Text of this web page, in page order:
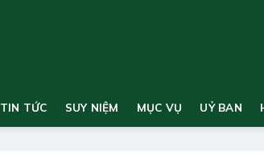
TIN TỨC SUY NIỆM MỤC VỤ UỶ BAN